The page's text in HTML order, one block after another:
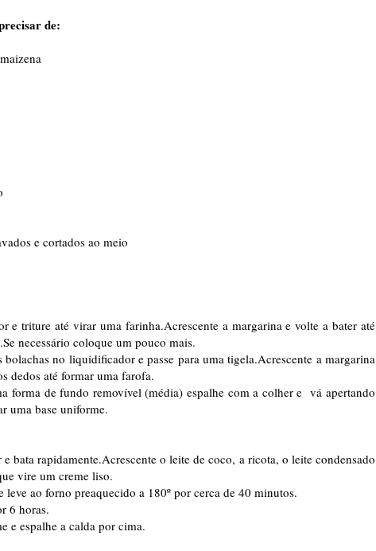
de:
e cortados ao meio
e triture até virar uma farinha.Acrescente a margarina e volte a bater até
necessário coloque um pouco mais.
bolachas no liquidificador e passe para uma tigela.Acrescente a margarina
dedos até formar uma farofa.
forma de fundo removível (média) espalhe com a colher e vá apertando
uma base uniforme.
bata rapidamente.Acrescente o leite de coco, a ricota, o leite condensado
vire um creme liso.
leve ao forno preaquecido a 180º por cerca de 40 minutos.
6 horas.
e espalhe a calda por cima.